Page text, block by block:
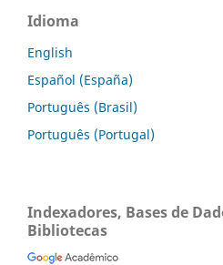
Idioma
English
Español (España)
Português (Brasil)
Português (Portugal)
Indexadores, Bases de
Bibliotecas